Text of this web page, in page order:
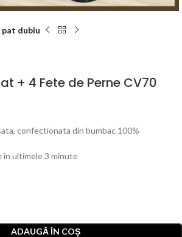
dublu
+ 4 Fete de Perne CV70
confectionata din bumbac 100%
în ultimele 3 minute
ADAUGĂ ÎN COȘ